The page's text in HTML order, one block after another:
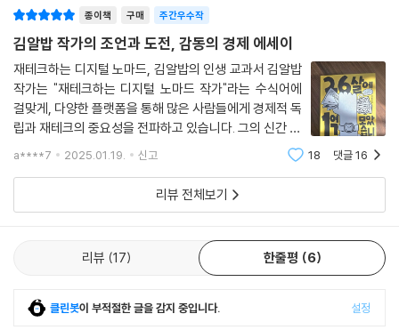
씀씀이를 줄이고 싶다면 5만 원 이내로 월 예산을 줄여가며 그에 맞는 소
비를 시도해보세요. 소비를 20만 원까지 줄이고 싶은데 40만 원을 쓰고
있다면 35만 원, 30만 원, 28만 원, 25만 원, 20만 원까지 천천히 예산을
줄이면서 거기에 익숙해지는 것이죠. 40만 원에서 20만 원으로 줄이기는
어렵지만 40만 원에서 35만 원, 35만 원에서 30만 원으로 줄이기는 그
렇게 어렵지 않거든요--- p.66
생각보다 앱테크에 필요 이상으로 많은 시간을 투자하는 사람이 많습니다.
앱테크는 ‘남은 시간’을 돈으로 만들어주는 도구일 뿐입니다. 앱테크를 할
때는 아무리 길어도 하루 30분 이내, 한 번에 운용하는 앱의 개수는 10개
블로그는 가장 쉽게 시작할 수 있는 플랫폼입니다. 하지만 인스타그램이나
여주는 방식이 두드러진다면 블로그는 철저하게 ‘남이’ 좋아하는 것에 맞
년을 출퇴근해야 한다는 생각을 하면 숨이 막혔다. 치열한 고민 끝에 퇴사
를 결심했다. 회사 밖에서 어떻게 살아남을지에 대한 두려움은 명확한 삶
의 목표와 일상적인 절약, 직장인 시절부터 시작했던 부업으로 없앴다. 바
닥부터 시작한 1억 모으기가 쉽지만은 않았다. 통장을 스치는 월급, 전세금
을 돌려주지 않는 집주인, 불안정한 부업이 김알밥을 괴롭혔다. 처음의 열
정이 다소 사그라들었을 때는 갑자기 남들의 시선이 신경 쓰였고 돈을 아
끼느라 휴지 하나 마음대로 사지 못하는 생활에 스트레스를 받아 번아웃을
사회 초년생에게 재테크는 어려울 수밖에 없다. 그는 재테크 생활을 빙산
는 슬픔, 분노, 좌절감, 자괴감 등 온갖 부정적인 감정들과 싸워야 한다. 다
른 사람들은 그 어려움을 최소한으로 겪었으면 하는 마음을 담아 《26살에
1억을 모았습니다》를 썼다.
종이책 구매 주간우수작
김알밥 작가의 조언과 도전, 감동의 경제 에세이
재테크하는 디지털 노마드, 김알밥의 인생 교과서 김알밥
작가는 "재테크하는 디지털 노마드 작가"라는 수식어에
걸맞게, 다양한 플랫폼을 통해 많은 사람들에게 경제적 독
립과 재테크의 중요성을 전파하고 있습니다. 그의 신간 [2
6살에 1억을 모았습니다]는 그가 직접 경험한 도전과 성
취의 기록으로, 읽는 이들에게 실질적인 팁과 감동을 동시
에 선사합니다. 귀여운 캐릭터 '
a****7 2025.01.19. 신고 18 댓글16
리뷰 전체보기
리뷰 17 한줄평 6
클린봇이 부적절한 글을 감지 중입니다. 설정